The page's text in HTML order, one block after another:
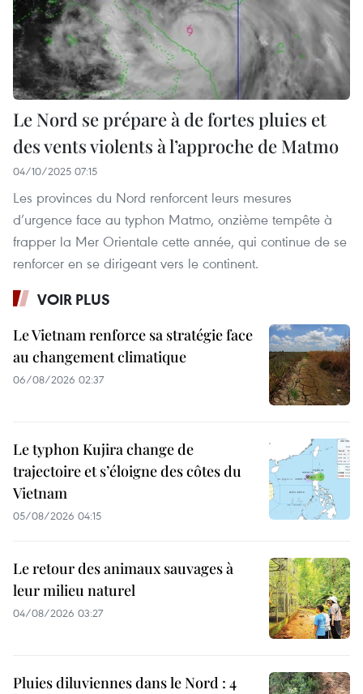
Le Nord se prépare à de fortes pluies et
des vents violents à l’approche de Matmo
04/10/2025 07:15
Les provinces du Nord renforcent leurs mesures
d’urgence face au typhon Matmo, onzième tempête à
frapper la Mer Orientale cette année, qui continue de se
renforcer en se dirigeant vers le continent.
VOIR PLUS
Le Vietnam renforce sa stratégie face
au changement climatique
06/08/2026 02:37
Le typhon Kujira change de
trajectoire et s’éloigne des côtes du
Vietnam
05/08/2026 04:15
Le retour des animaux sauvages à
leur milieu naturel
04/08/2026 03:27
Pluies diluviennes dans le Nord : 4